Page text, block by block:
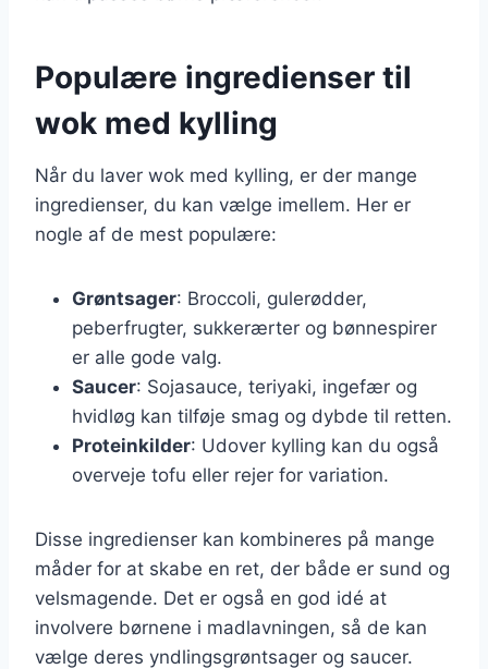
Populære ingredienser til
wok med kylling
Når du laver wok med kylling, er der mange
ingredienser, du kan vælge imellem. Her er
nogle af de mest populære:
Grøntsager: Broccoli, gulerødder,
peberfrugter, sukkerærter og bønnespirer
er alle gode valg.
Saucer: Sojasauce, teriyaki, ingefær og
hvidløg kan tilføje smag og dybde til retten.
Proteinkilder: Udover kylling kan du også
overveje tofu eller rejer for variation.
Disse ingredienser kan kombineres på mange
måder for at skabe en ret, der både er sund og
velsmagende. Det er også en god idé at
involvere børnene i madlavningen, så de kan
vælge deres yndlingsgrøntsager og saucer.